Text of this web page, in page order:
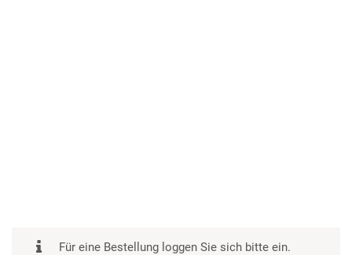
Für eine Bestellung loggen Sie sich bitte ein.